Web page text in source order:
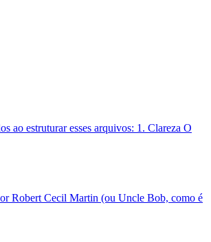
ao estruturar esses arquivos: 1. Clareza O
Robert Cecil Martin (ou Uncle Bob, como é